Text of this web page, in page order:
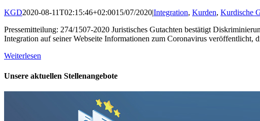
KGD2020-08-11T02:15:46+02:0015/07/2020|Integration, Kurden, Kurdische
Pressemitteilung: 274/1507-2020 Juristisches Gutachten bestätigt
Integration auf seiner Webseite Informationen zum Coronavirus
Weiterlesen
Unsere aktuellen Stellenangebote